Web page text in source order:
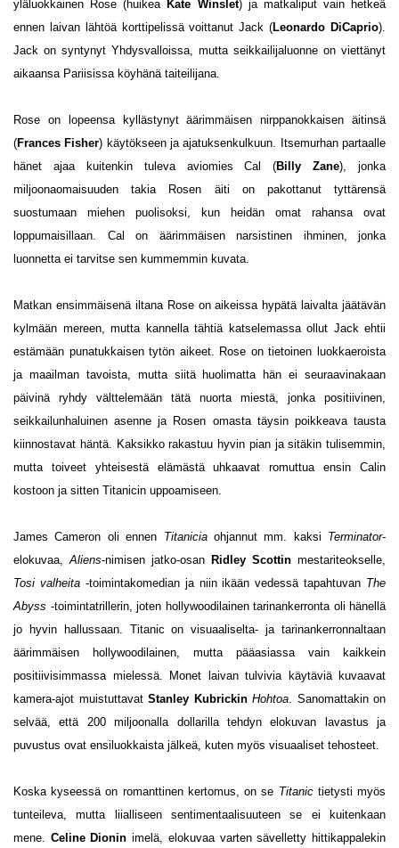
yläluokkainen Rose (huikea Kate Winslet) ja matkaliput vain hetkeä
ennen laivan lähtöä korttipelissä voittanut Jack (Leonardo DiCaprio).
Jack on syntynyt Yhdysvalloissa, mutta seikkailijaluonne on viettänyt
aikaansa Pariisissa köyhänä taiteilijana.
Rose on lopeensa kyllästynyt äärimmäisen nirppanokkaisen äitinsä
(Frances Fisher) käytökseen ja ajatuksenkulkuun. Itsemurhan partaalle
hänet ajaa kuitenkin tuleva aviomies Cal (Billy Zane), jonka
miljoonaomaisuuden takia Rosen äiti on pakottanut tyttärensä
suostumaan miehen puolisoksi, kun heidän omat rahansa ovat
loppumaisillaan. Cal on äärimmäisen narsistinen ihminen, jonka
luonnetta ei tarvitse sen kummemmin kuvata.
Matkan ensimmäisenä iltana Rose on aikeissa hypätä laivalta jäätävän
kylmään mereen, mutta kannella tähtiä katselemassa ollut Jack ehtii
estämään punatukkaisen tytön aikeet. Rose on tietoinen luokkaeroista
ja maailman tavoista, mutta siitä huolimatta hän ei seuraavinakaan
päivinä ryhdy välttelemään tätä nuorta miestä, jonka positiivinen,
seikkailunhaluinen asenne ja Rosen omasta täysin poikkeava tausta
kiinnostavat häntä. Kaksikko rakastuu hyvin pian ja sitäkin tulisemmin,
mutta toiveet yhteisestä elämästä uhkaavat romuttua ensin Calin
kostoon ja sitten Titanicin uppoamiseen.
James Cameron oli ennen Titanicia ohjannut mm. kaksi Terminator-
elokuvaa,Aliens-nimisen jatko-osan Ridley Scottin mestariteokselle,
Tosi valheita-toimintakomedian ja niin ikään vedessä tapahtuvan The
Abyss -toimintatrillerin, joten hollywoodilainen tarinankerronta oli hänellä
jo hyvin hallussaan. Titanic on visuaaliselta- ja tarinankerronnaltaan
äärimmäisen hollywoodilainen, mutta pääasiassa vain kaikkein
positiivisimmassa mielessä. Monet laivan tulvivia käytäviä kuvaavat
kamera-ajot muistuttavat Stanley Kubrickin Hohtoa. Sanomattakin on
selvää, että 200 miljoonalla dollarilla tehdyn elokuvan lavastus ja
puvustus ovat ensiluokkaista jälkeä, kuten myös visuaaliset tehosteet.
Koska kyseessä on romanttinen kertomus, on se Titanic tietysti myös
tunteileva, mutta liialliseen sentimentaalisuuteen se ei kuitenkaan
mene. Celine Dioninimelä, elokuvaa varten sävelletty hittikappalekin